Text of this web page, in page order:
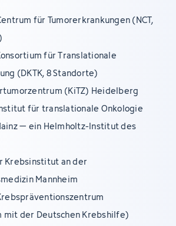
für Tumorerkrankungen (NCT,
für Translationale
(DKTK, 8 Standorte)
(KiTZ) Heidelberg
für translationale Onkologie
– ein Helmholtz-Institut des
Krebsinstitut an der
Mannheim
mit der Deutschen Krebshilfe)